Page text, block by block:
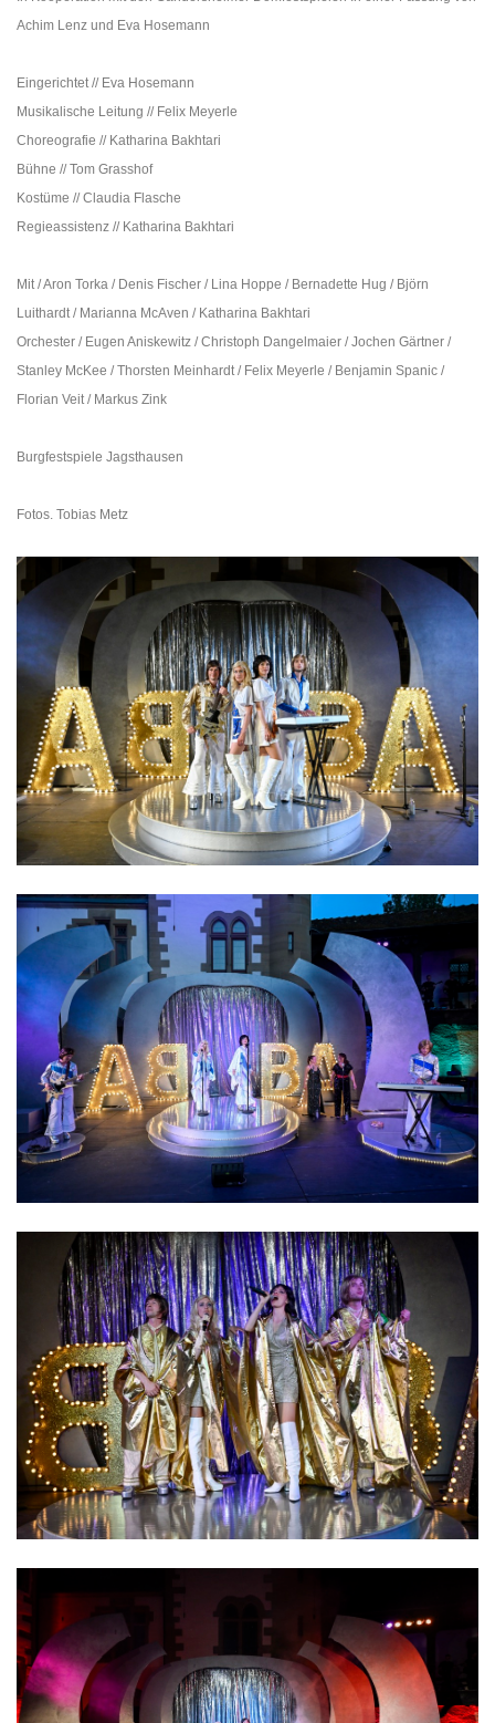
Achim Lenz und Eva Hosemann
Eingerichtet // Eva Hosemann
Musikalische Leitung // Felix Meyerle
Choreografie // Katharina Bakhtari
Bühne // Tom Grasshof
Kostüme // Claudia Flasche
Regieassistenz // Katharina Bakhtari
Mit / Aron Torka / Denis Fischer / Lina Hoppe / Bernadette Hug / Björn
Luithardt / Marianna McAven / Katharina Bakhtari
Orchester / Eugen Aniskewitz / Christoph Dangelmaier / Jochen Gärtner /
Stanley McKee / Thorsten Meinhardt / Felix Meyerle / Benjamin Spanic /
Florian Veit / Markus Zink
Burgfestspiele Jagsthausen
Fotos. Tobias Metz